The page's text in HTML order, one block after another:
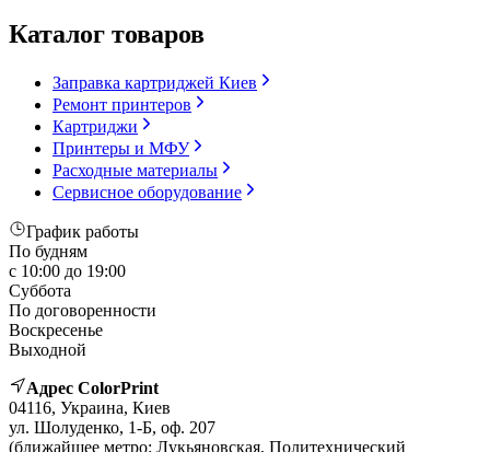
Каталог товаров
Заправка картриджей Киев
Ремонт принтеров
Картриджи
Принтеры и МФУ
Расходные материалы
Сервисное оборудование
График работы
По будням
с 10:00 до 19:00
Суббота
По договоренности
Воскресенье
Выходной
Адрес ColorPrint
04116, Украина, Киев
ул. Шолуденко, 1-Б, оф. 207
(ближайшее метро: Лукьяновская, Политехнический